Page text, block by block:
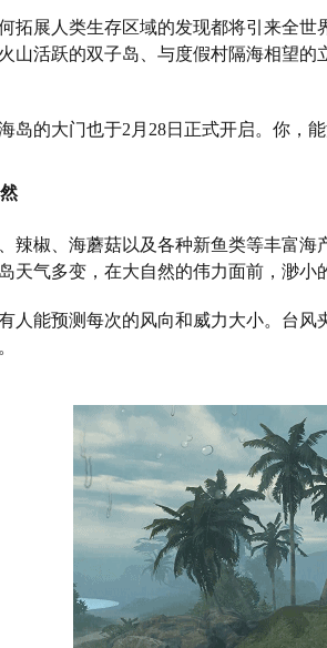
展人类生存区域的发现都将引来全
山活跃的双子岛、与度假村隔海相望
的大门也于2月28日正式开启。你，能
椒、海蘑菇以及各种新鱼类等丰富海
天气多变，在大自然的伟力面前，渺小
能预测每次的风向和威力大小。台风